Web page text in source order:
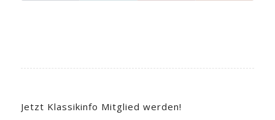
Jetzt Klassikinfo Mitglied werden!